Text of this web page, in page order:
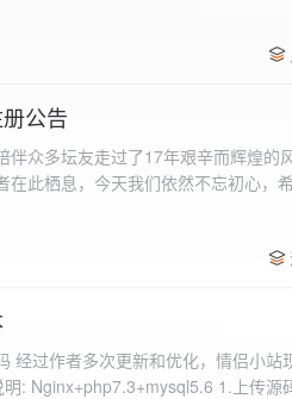
a></p> <p>图片文件名:
公告
众多坛友走过了17年艰辛而辉煌的
此栖息，今天我们依然不忘初心，
的总版规，以便更好地适应和享受
经过作者多次更新和优化，情侣小站
: Nginx+php7.3+mysql5.6 1.上传源